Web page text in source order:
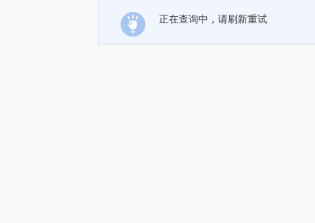
正在查询中，请刷新重试